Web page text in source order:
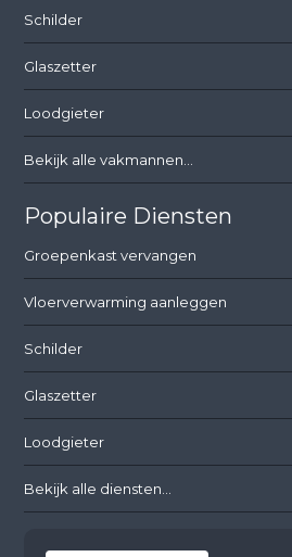
Schilder
Glaszetter
Loodgieter
Bekijk alle vakmannen...
Populaire Diensten
Groepenkast vervangen
Vloerverwarming aanleggen
Schilder
Glaszetter
Loodgieter
Bekijk alle diensten...